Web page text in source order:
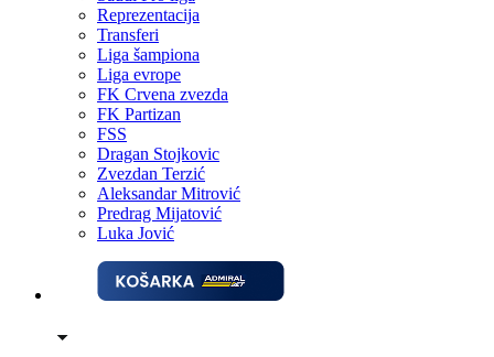
Reprezentacija
Transferi
Liga šampiona
Liga evrope
FK Crvena zvezda
FK Partizan
FSS
Dragan Stojkovic
Zvezdan Terzić
Aleksandar Mitrović
Predrag Mijatović
Luka Jović